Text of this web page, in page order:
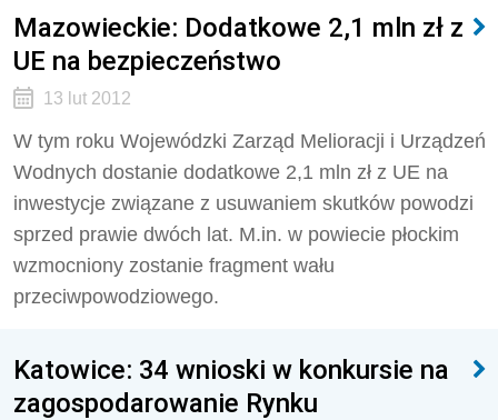
Mazowieckie: Dodatkowe 2,1 mln zł z
UE na bezpieczeństwo
13 lut 2012
W tym roku Wojewódzki Zarząd Melioracji i Urządzeń
Wodnych dostanie dodatkowe 2,1 mln zł z UE na
inwestycje związane z usuwaniem skutków powodzi
sprzed prawie dwóch lat. M.in. w powiecie płockim
wzmocniony zostanie fragment wału
przeciwpowodziowego.
Katowice: 34 wnioski w konkursie na
zagospodarowanie Rynku